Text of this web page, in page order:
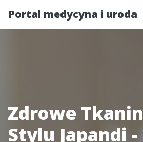
Portal medycyna i uroda
Zdrowe
Stylu Japandi